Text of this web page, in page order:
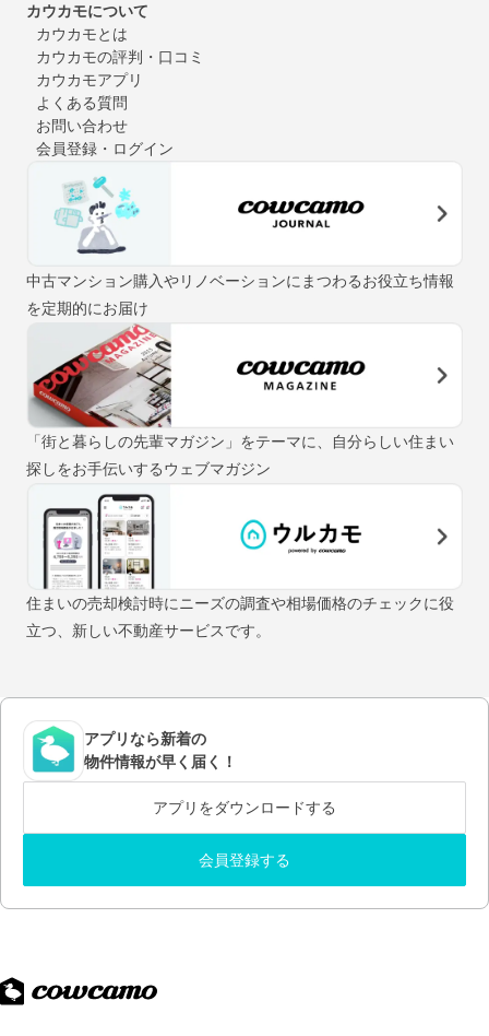
カウカモについて
カウカモとは
カウカモの評判・口コミ
カウカモアプリ
よくある質問
お問い合わせ
会員登録・ログイン
中古マンション購入やリノベーションにまつわるお役立ち情報
を定期的にお届け
「街と暮らしの先輩マガジン」をテーマに、自分らしい住まい
探しをお手伝いするウェブマガジン
住まいの売却検討時にニーズの調査や相場価格のチェックに役
立つ、新しい不動産サービスです。
アプリなら新着の
物件情報が早く届く！
アプリをダウンロードする
会員登録する